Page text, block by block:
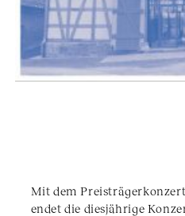
Mit dem
endet die diesjährige